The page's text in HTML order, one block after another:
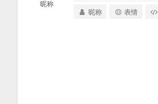
昵称
昵称 表情